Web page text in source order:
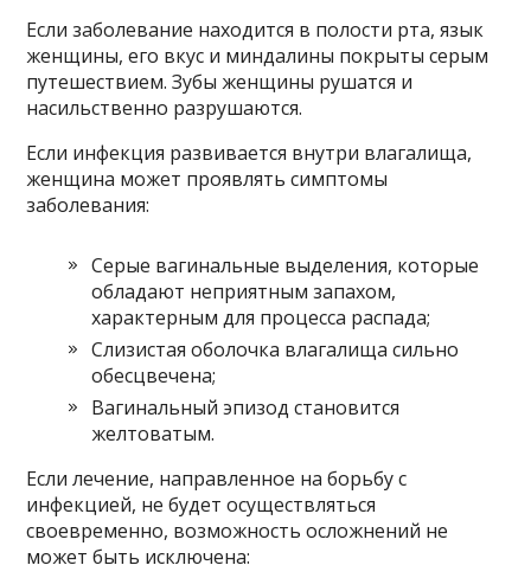
Если заболевание находится в полости рта, язык
женщины, его вкус и миндалины покрыты серым
путешествием. Зубы женщины рушатся и
насильственно разрушаются.
Если инфекция развивается внутри влагалища,
женщина может проявлять симптомы
заболевания:
Серые вагинальные выделения, которые
обладают неприятным запахом,
характерным для процесса распада;
Слизистая оболочка влагалища сильно
обесцвечена;
Вагинальный эпизод становится
желтоватым.
Если лечение, направленное на борьбу с
инфекцией, не будет осуществляться
своевременно, возможность осложнений не
может быть исключена: